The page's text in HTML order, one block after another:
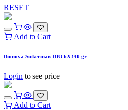
RESET
Add to Cart
Bionova Suikermais BIO 6X340 gr
Login to see price
Add to Cart